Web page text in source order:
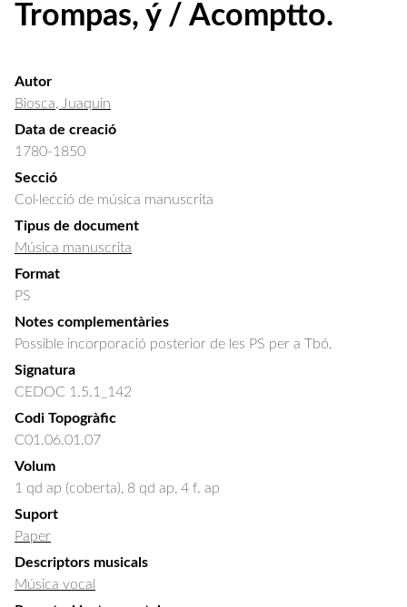
Trompas, ý / Acomptto.
Autor
Biosca, Juaquin
Data de creació
1780-1850
Secció
Col·lecció de música manuscrita
Tipus de document
Música manuscrita
Format
PS
Notes complementàries
Possible incorporació posterior de les PS per a Tbó.
Signatura
CEDOC 1.5.1_142
Codi Topogràfic
C01.06.01.07
Volum
1 qd ap (coberta), 8 qd ap, 4 f. ap
Suport
Paper
Descriptors musicals
Música vocal